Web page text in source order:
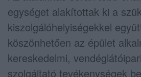
egységet alakítottak ki a
kiszolgálóhelyiségekkel
köszönhetően az épület
kereskedelmi,
szolgáltató tevékenységek